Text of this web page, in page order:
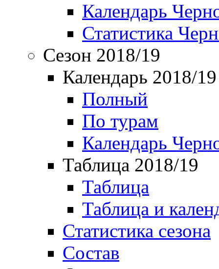
Календарь
Статистика
Сезон 2018/19
Календарь 2018/19
Полный
По турам
Календарь
Таблица 2018/19
Таблица
Таблица и
Статистика сезона
Состав